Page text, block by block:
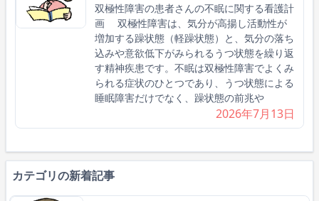
双極性障害の患者さんの不眠に関する看護計
画 双極性障害は、気分が高揚し活動性が
増加する躁状態（軽躁状態）と、気分の落ち
込みや意欲低下がみられるうつ状態を繰り返
す精神疾患です。不眠は双極性障害でよくみ
られる症状のひとつであり、うつ状態による
睡眠障害だけでなく、躁状態の前兆や
2026年7月13日
カテゴリの新着記事